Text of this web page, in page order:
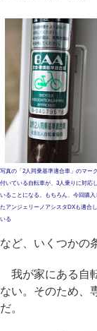
写真の「2人同乗基準適合車」のマー
付いている自転車が、3人乗りに対応
いることになる。もちろん、今回購入
たアンジェリーノアシスタDXも適合
いる
など、いくつかの
我が家にある自
ない。そのため、
だ。